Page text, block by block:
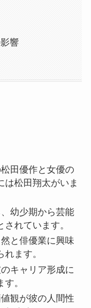
響
田優作と女優の
は松田翔太がいま
幼少期から芸能
れています。
と俳優業に興味
ます。
キャリア形成に
。
観が彼の人間性